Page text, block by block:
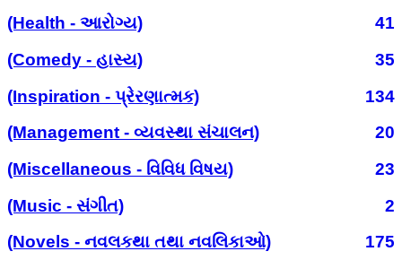
(Health - આરોગ્ય)
41
(Comedy - હાસ્ય)
35
(Inspiration - પ્રેરણાત્મક)
134
(Management - વ્યવસ્થા સંચાલન)
20
(Miscellaneous - વિવિધ વિષય)
23
(Music - સંગીત)
2
(Novels - નવલકથા તથા નવલિકાઓ)
175